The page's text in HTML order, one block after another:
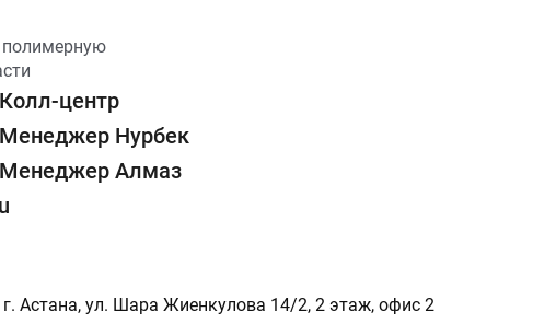
центр
Нурбек
Менеджер Алмаз
Астана, ул. Шара Жиенкулова 14/2, 2 этаж, офис 2